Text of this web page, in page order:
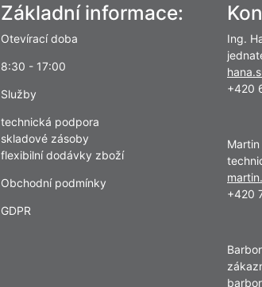
Základní informace:
Otevírací doba
8:30 - 17:00
Služby
technická podpora
skladové zásoby
flexibilní dodávky zboží
Obchodní podmínky
GDPR
Ing.
+420
+420